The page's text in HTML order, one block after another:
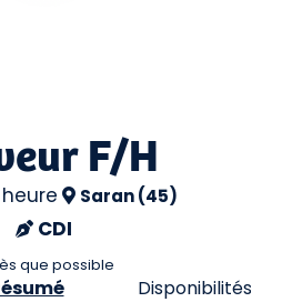
F/H
heure Saran (45)
CDI
que possible
Disponibilités